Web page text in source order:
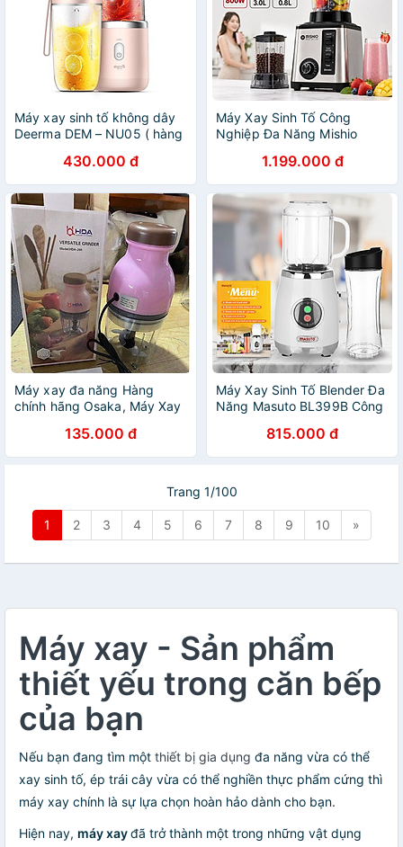
Máy xay sinh tố không dây
Deerma DEM – NU05 ( hàng
430.000 đ
Máy Xay Sinh Tố Công
Nghiệp Đa Năng Mishio
800W - hàng chính hãng
1.199.000 đ
Máy xay đa năng Hàng
chính hãng Osaka, Máy Xay
suất 350w dung tích lơn ,
Lưỡi dao kép , xay thịt, đá,
135.000 đ
Máy Xay Sinh Tố Blender Đa
Năng Masuto BL399B Công
Chính Hãng815.000 đ
Trang 1/100
1 2 3 4 5 6 7 8 9 10 »
Máy xay - Sản phẩm
thiết yếu trong căn bếp
của bạn
Nếu bạn đang tìm một thiết bị gia dụng đa năng vừa có thể
xay sinh tố, ép trái cây vừa có thể nghiền thực phẩm cứng thì
máy xay chính là sự lựa chọn hoàn hảo dành cho bạn.
Hiện nay, máy xayđã trở thành một trong những vật dụng